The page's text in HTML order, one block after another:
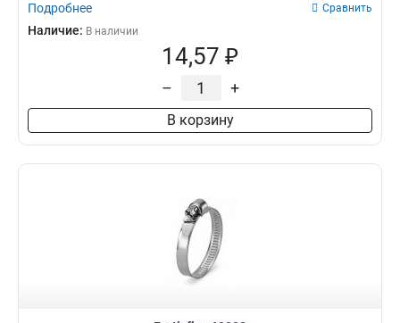
Подробнее Сравнить
Наличие: В наличии
14,57 ₽
– +
В корзину